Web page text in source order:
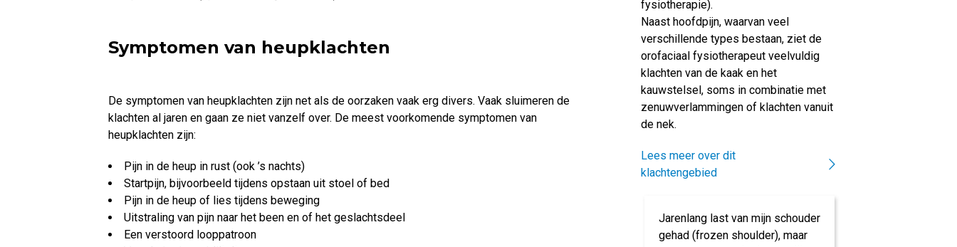
Symptomen van heupklachten
De symptomen van heupklachten zijn net als de oorzaken vaak erg divers. Vaak sluimeren de
klachten al jaren en gaan ze niet vanzelf over. De meest voorkomende symptomen van
heupklachten zijn:
Pijn in de heup in rust (ook ’s nachts)
Startpijn, bijvoorbeeld tijdens opstaan uit stoel of bed
Pijn in de heup of lies tijdens beweging
Uitstraling van pijn naar het been en of het geslachtsdeel
Een verstoord looppatroon
fysiotherapie).
Naast hoofdpijn, waarvan veel
verschillende types bestaan, ziet de
orofaciaal fysiotherapeut veelvuldig
klachten van de kaak en het
kauwstelsel, soms in combinatie met
zenuwverlammingen of klachten vanuit
de nek.
Lees meer over dit
klachtengebied
Jarenlang last van mijn schouder
gehad (frozen shoulder), maar